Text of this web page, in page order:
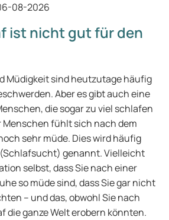
08-2026
ist nicht gut für den
Müdigkeit sind heutzutage häufig
Aber es gibt auch eine
die sogar zu viel schlafen
Menschen fühlt sich nach dem
sehr müde. Dies wird häufig
genannt. Vielleicht
selbst, dass Sie nach einer
so müde sind, dass Sie gar nicht
– und das, obwohl Sie nach
die ganze Welt erobern könnten.